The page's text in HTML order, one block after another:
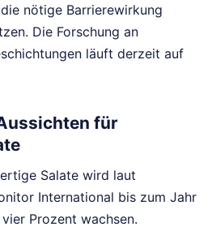
nötige Barrierewirkung
Die Forschung an
läuft derzeit auf
für
Salate wird laut
International bis zum Jahr
Prozent wachsen.